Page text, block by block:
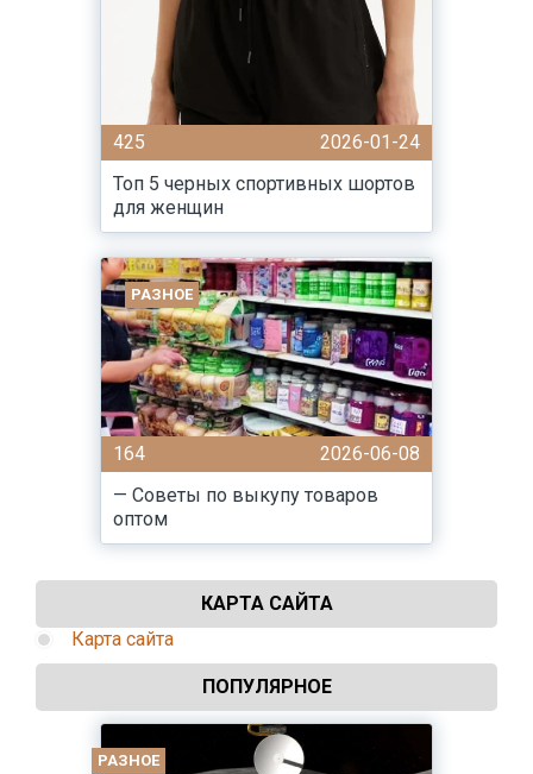
425
2026-01-24
Топ 5 черных спортивных шортов
для женщин
РАЗНОЕ
164
2026-06-08
— Советы по выкупу товаров
оптом
КАРТА САЙТА
Карта сайта
ПОПУЛЯРНОЕ
РАЗНОЕ